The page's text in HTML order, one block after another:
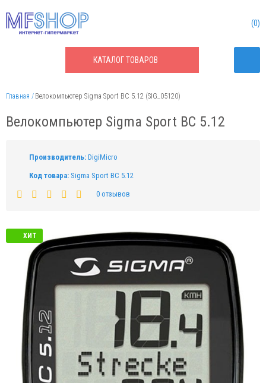
КАТАЛОГТОВАРОВ
0
Главная Велокомпьютер Sigma Sport BC 5.12 (SIG_05120)
Велокомпьютер Sigma Sport BC 5.12
Производитель: DigiMicro
Код товара: Sigma Sport BC 5.12
0 отзывов
ХИТ